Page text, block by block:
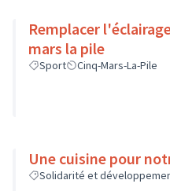
Remplacer
mars la pile
Sport Cinq-Mars-La-Pile
Une cuisine pour
Solidarité et